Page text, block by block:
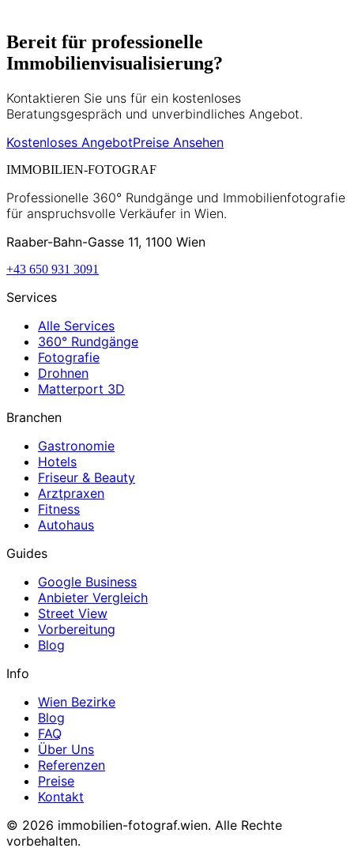
Bereit für professionelle
Immobilienvisualisierung?
Kontaktieren Sie uns für ein kostenloses
Beratungsgespräch und unverbindliches Angebot.
Kostenloses AngebotPreise Ansehen
IMMOBILIEN-FOTOGRAF
Professionelle 360° Rundgänge und Immobilienfotografie
für anspruchsvolle Verkäufer in Wien.
Raaber-Bahn-Gasse 11, 1100 Wien
+43 650 931 3091
Services
Alle Services
360° Rundgänge
Fotografie
Drohnen
Matterport 3D
Branchen
Gastronomie
Hotels
Friseur & Beauty
Arztpraxen
Fitness
Autohaus
Guides
Google Business
Anbieter Vergleich
Street View
Vorbereitung
Blog
Info
Wien Bezirke
Blog
FAQ
Über Uns
Referenzen
Preise
Kontakt
© 2026 immobilien-fotograf.wien. Alle Rechte
vorbehalten.